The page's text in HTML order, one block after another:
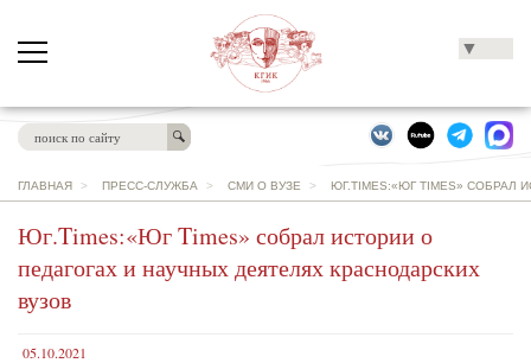
▼
ГЛАВНАЯ > ПРЕСС-СЛУЖБА > СМИ О ВУЗЕ > ЮГ.TIMES:«ЮГ TIMES»
Юг.Times:«Юг Times» собрал истории о
педагогах и научных деятелях краснодарских
вузов
05.10.2021